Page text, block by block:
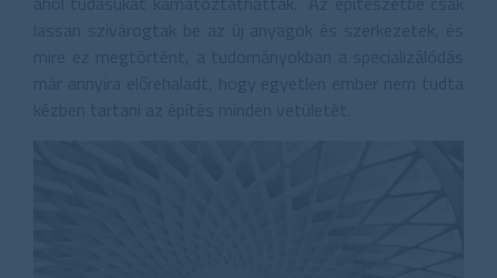
lassan szivárogtak be az új anyagok és szerkezetek, és
mire ez megtörtént, a tudományokban a specializálódás
már annyira előrehaladt, hogy egyetlen ember nem tudta
kézben tartani az építés minden vetületét.